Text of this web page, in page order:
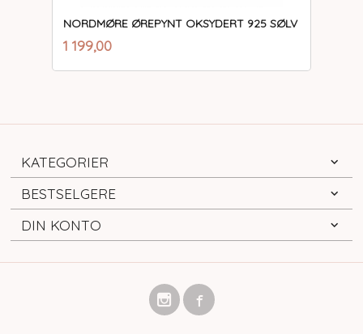
NORDMØRE ØREPYNT OKSYDERT 925 SØLV
Pris
1 199,00mva.
KATEGORIER
BESTSELGERE
DIN KONTO